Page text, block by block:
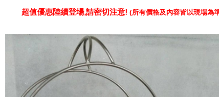
超值優惠陸續登場,請密切注意! (所有價格及內容皆以現場為